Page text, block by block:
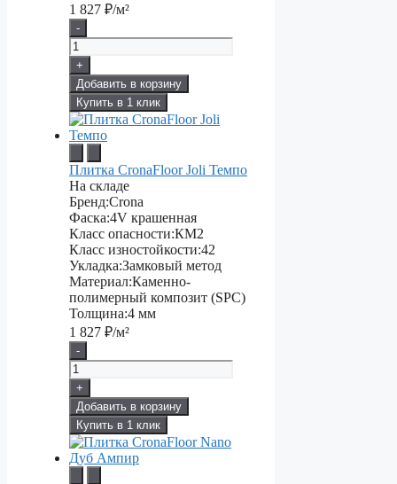
1 827 ₽/м²
-
+
Добавить в корзину
Купить в 1 клик
Плитка CronaFloor Joli Темпо
На складе
Бренд:Crona
Фаска:4V крашенная
Класс опасности:КМ2
Класс изностойкости:42
Укладка:Замковый метод
Материал:Каменно-
полимерный композит (SPC)
Толщина:4 мм
1 827 ₽/м²
-
+
Добавить в корзину
Купить в 1 клик